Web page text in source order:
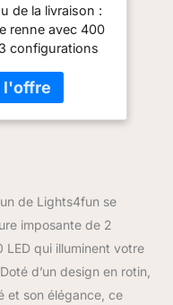
avec 400
pour
Figurine
de la livraison :
renne avec 400
configurations
: (H) 200 cm
x (L) 115 cm ;
avec une
: les
de Noël sont
par une prise
6 W incluse et
d’une fonction
de Lights4fun se
imposante de 2
LED qui illuminent votre
d’un design en rotin,
et son élégance, ce